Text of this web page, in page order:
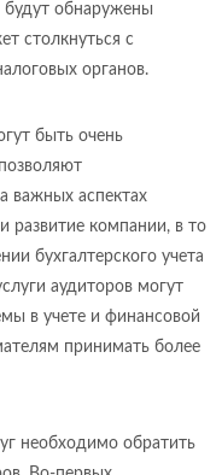
будут обнаружены
столкнуться с
органов.
быть очень
важных аспектах
развитие компании, в то
бухгалтерского учета
аудиторов могут
в учете и финансовой
принимать более
необходимо обратить